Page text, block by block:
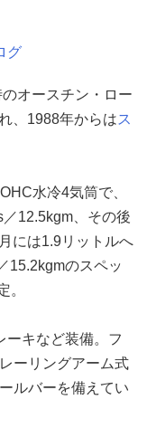
グ
オースチン・ロー
、1988年からはス
水冷4気筒で、
12.5kgm、その後
には1.9リットルへ
15.2kgmのスペッ
。
ーキなど装備。フ
ーリングアーム式
ルバーを備えてい